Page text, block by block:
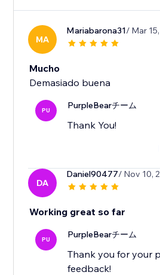
MA
Mariabarona31/ Mar
Mucho
Demasiado buena
PU PurpleBearチーム
Thank You!
DA
Daniel90477/ Nov 10,
Working great so far
PU PurpleBearチーム
Thank you for your
feedback!